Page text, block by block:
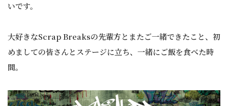
いです。
大好きなScrap Breaksの先輩方とまたご一緒できたこと、初
めましての皆さんとステージに立ち、一緒にご飯を食べた時
間。